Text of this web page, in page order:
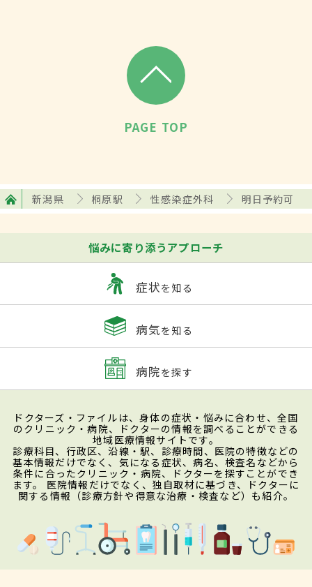
PAGE TOP
新潟県 桐原駅 性感染症外科 明日予約可
悩みに寄り添うアプローチ
症状を知る
病気を知る
病院を探す
ドクターズ・ファイルは、身体の症状・悩みに合わせ、全国
のクリニック・病院、ドクターの情報を調べることができる
地域医療情報サイトです。
診療科目、行政区、沿線・駅、診療時間、医院の特徴などの
基本情報だけでなく、気になる症状、病名、検査名などから
条件に合ったクリニック・病院、ドクターを探すことができ
ます。 医院情報だけでなく、独自取材に基づき、ドクターに
関する情報（診療方針や得意な治療・検査など）も紹介。